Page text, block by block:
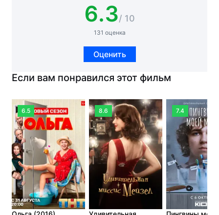
6.3/ 10
131 оценка
Оценить
Если вам понравился этот фильм
6.5 8.6 7.4